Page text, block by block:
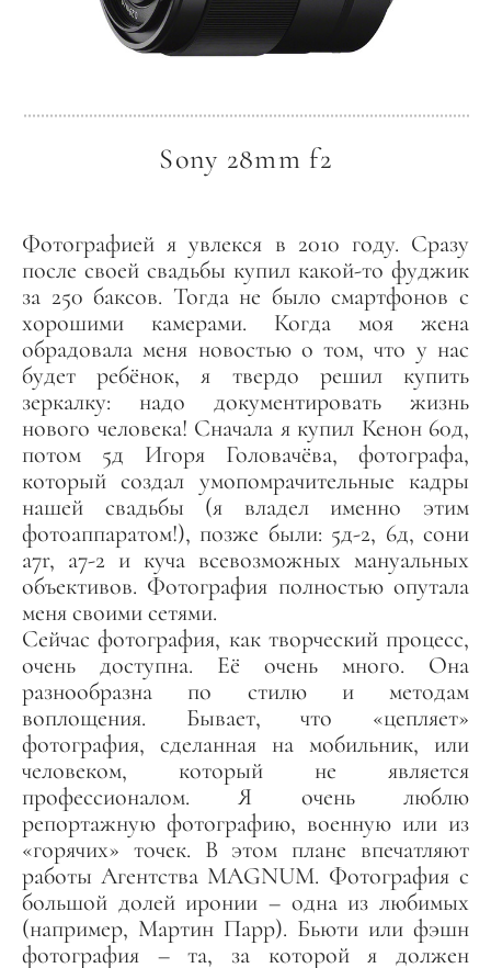
Sony 28mm f2
Фотографией я увлекся в 2010 году. Сразу
после своей свадьбы купил какой-то фуджик
за 250 баксов. Тогда не было смартфонов с
хорошими камерами. Когда моя жена
обрадовала меня новостью о том, что у нас
будет ребёнок, я твердо решил купить
зеркалку: надо документировать жизнь
нового человека! Сначала я купил Кенон 60д,
потом 5д Игоря Головачёва, фотографа,
который создал умопомрачительные кадры
нашей свадьбы (я владел именно этим
фотоаппаратом!), позже были: 5д-2, 6д, сони
а7r, а7-2 и куча всевозможных мануальных
объективов. Фотография полностью опутала
меня своими сетями.
Сейчас фотография, как творческий процесс,
очень доступна. Её очень много. Она
разнообразна по стилю и методам
воплощения. Бывает, что «цепляет»
фотография, сделанная на мобильник, или
человеком, который не является
профессионалом. Я очень люблю
репортажную фотографию, военную или из
«горячих» точек. В этом плане впечатляют
работы Агентства MAGNUM. Фотография с
большой долей иронии – одна из любимых
(например, Мартин Парр). Бьюти или фэшн
фотография – та, за которой я должен